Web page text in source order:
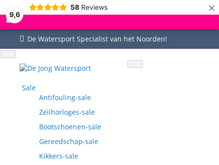
9,6
58 Reviews ×
De Watersport Specialist van het Noorden!
Uitstekende service
Sale
Antifouling-sale
Zeilhorloges-sale
Bootschoenen-sale
Gereedschap-sale
Kikkers-sale